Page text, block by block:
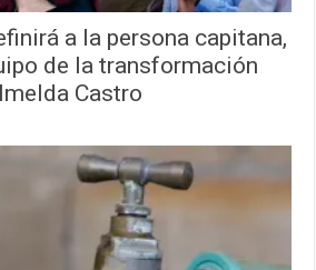
a la persona capitana,
de la transformación
Castro